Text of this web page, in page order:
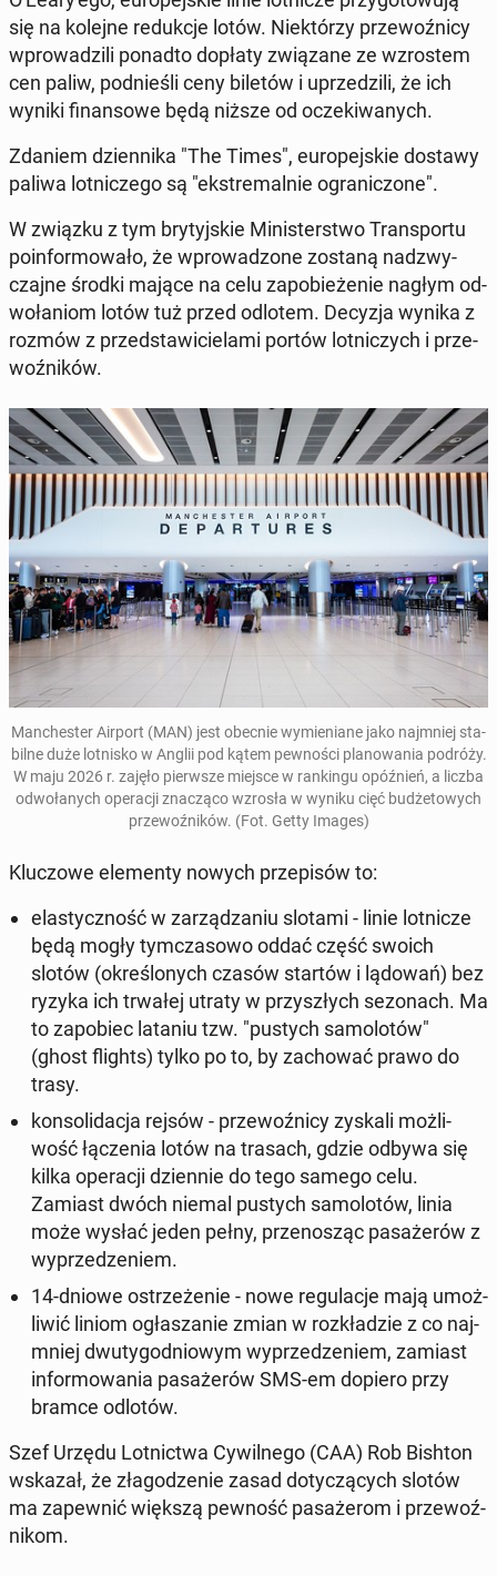
się na kolejne re­duk­cje lotów. Nie­któ­rzy prze­woź­ni­cy
wpro­wa­dzi­li ponadto dopłaty zwią­za­ne ze wzro­stem
cen paliw, pod­nie­śli ceny biletów i uprze­dzi­li, że ich
wyniki fi­nan­so­we będą niższe od ocze­ki­wa­nych.
Zdaniem dzien­ni­ka "The Times", eu­ro­pej­skie dostawy
paliwa lot­ni­cze­go są "eks­tre­mal­nie ogra­ni­czo­ne".
W związku z tym bry­tyj­skie Mi­ni­ster­stwo Trans­por­tu
po­in­for­mo­wa­ło, że wpro­wa­dzo­ne zostaną nad­zwy­
czaj­ne środki mające na celu za­po­bie­że­nie nagłym od­
wo­ła­niom lotów tuż przed odlotem. Decyzja wynika z
rozmów z przed­sta­wi­cie­la­mi portów lot­ni­czych i prze­
woź­ni­ków.
Man­che­ster Airport (MAN) jest obecnie wy­mie­nia­ne jako naj­mniej sta­
bil­ne duże lot­ni­sko w Anglii pod kątem pew­no­ści pla­no­wa­nia podróży.
W maju 2026 r. zajęło pierw­sze miejsce w ran­kin­gu opóź­nień, a liczba
od­wo­ła­nych ope­ra­cji zna­czą­co wzrosła w wyniku cięć bu­dże­to­wych
prze­woź­ni­ków. (Fot. Getty Images)
Klu­czo­we ele­men­ty nowych prze­pi­sów to:
ela­stycz­ność w za­rzą­dza­niu slotami - linie lot­ni­cze
będą mogły tym­cza­so­wo oddać część swoich
slotów (okre­ślo­nych czasów startów i lądowań) bez
ryzyka ich trwałej utraty w przy­szłych se­zo­nach. Ma
to za­po­biec lataniu tzw. "pustych sa­mo­lo­tów"
(ghost flights) tylko po to, by za­cho­wać prawo do
trasy.
kon­so­li­da­cja rejsów - prze­woź­ni­cy zyskali moż­li­
wość łą­cze­nia lotów na trasach, gdzie odbywa się
kilka ope­ra­cji dzien­nie do tego samego celu.
Zamiast dwóch niemal pustych sa­mo­lo­tów, linia
może wysłać jeden pełny, prze­no­sząc pa­sa­że­rów z
wy­prze­dze­niem.
14-dniowe ostrze­że­nie - nowe re­gu­la­cje mają umoż­
li­wić liniom ogła­sza­nie zmian w roz­kła­dzie z co naj­
mniej dwu­ty­go­dnio­wym wy­prze­dze­niem, zamiast
in­for­mo­wa­nia pa­sa­że­rów SMS-em dopiero przy
bramce odlotów.
Szef Urzędu Lot­nic­twa Cy­wil­ne­go (CAA) Rob Bishton
wskazał, że zła­go­dze­nie zasad do­ty­czą­cych slotów
ma za­pew­nić większą pewność pa­sa­że­rom i prze­woź­
ni­kom.